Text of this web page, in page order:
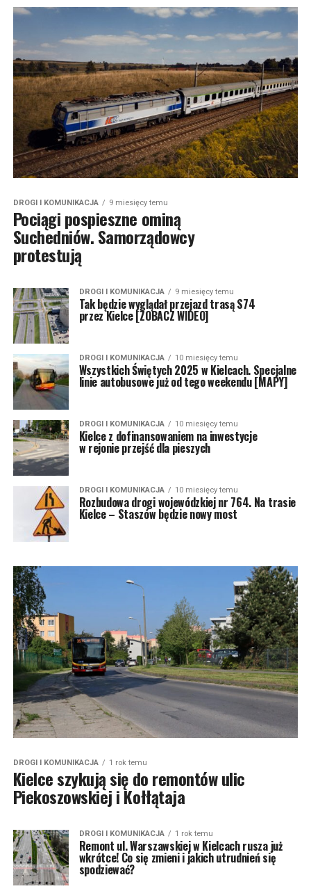
DROGI I KOMUNIKACJA 9 miesięcy temu
Pociągi pospieszne ominą
Suchedniów. Samorządowcy
protestują
DROGI I KOMUNIKACJA 9 miesięcy temu
Tak będzie wyglądał przejazd trasą S74
przez Kielce [ZOBACZ WIDEO]
DROGI I KOMUNIKACJA 10 miesięcy temu
Wszystkich Świętych 2025 w Kielcach. Specjalne
linie autobusowe już od tego weekendu [MAPY]
DROGI I KOMUNIKACJA 10 miesięcy temu
Kielce z dofinansowaniem na inwestycje
w rejonie przejść dla pieszych
DROGI I KOMUNIKACJA 10 miesięcy temu
Rozbudowa drogi wojewódzkiej nr 764. Na trasie
Kielce – Staszów będzie nowy most
DROGI I KOMUNIKACJA 1 rok temu
Kielce szykują się do remontów ulic
Piekoszowskiej i Kołłątaja
DROGI I KOMUNIKACJA 1 rok temu
Remont ul. Warszawskiej w Kielcach rusza już
wkrótce! Co się zmieni i jakich utrudnień się
spodziewać?